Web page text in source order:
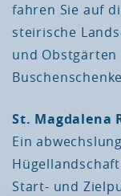
fahren Sie auf
steirische
und
St. Magdalena
Ein
Start- und